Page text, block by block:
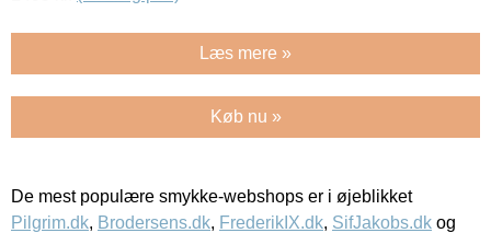
Læs mere »
Køb nu »
De mest populære smykke-webshops er i øjeblikket
Pilgrim.dk, Brodersens.dk, FrederikIX.dk, SifJakobs.dk og